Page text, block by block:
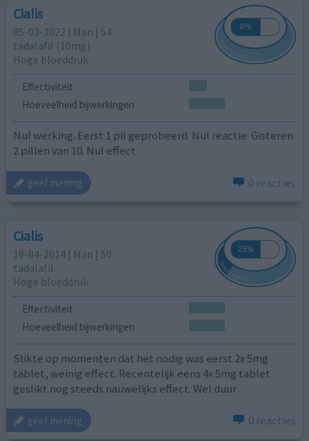
Cialis
05-03-2022 | Man | 54
tadalafil (10mg)
Hoge bloeddruk
Effectiviteit
Hoeveelheid bijwerkingen
Nul werking. Eerst 1 pil geprobeerd. Nul reactie. Gisteren
2 pillen van 10. Nul effect
geef mening 0 reacties
Cialis
18-04-2014 | Man | 50
tadalafil
Hoge bloeddruk
Effectiviteit
Hoeveelheid bijwerkingen
Slikte op momenten dat het nodig was eerst 2x 5mg
tablet, weinig effect. Recentelijk eens 4x 5mg tablet
geslikt nog steeds nauwelijks effect. Wel duur
geef mening 0 reacties